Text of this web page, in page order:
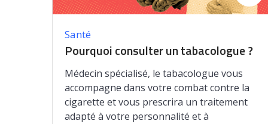
Santé
Pourquoi consulter un tabacologue ?
Médecin spécialisé, le tabacologue vous
accompagne dans votre combat contre la
cigarette et vous prescrira un traitement
adapté à votre personnalité et à